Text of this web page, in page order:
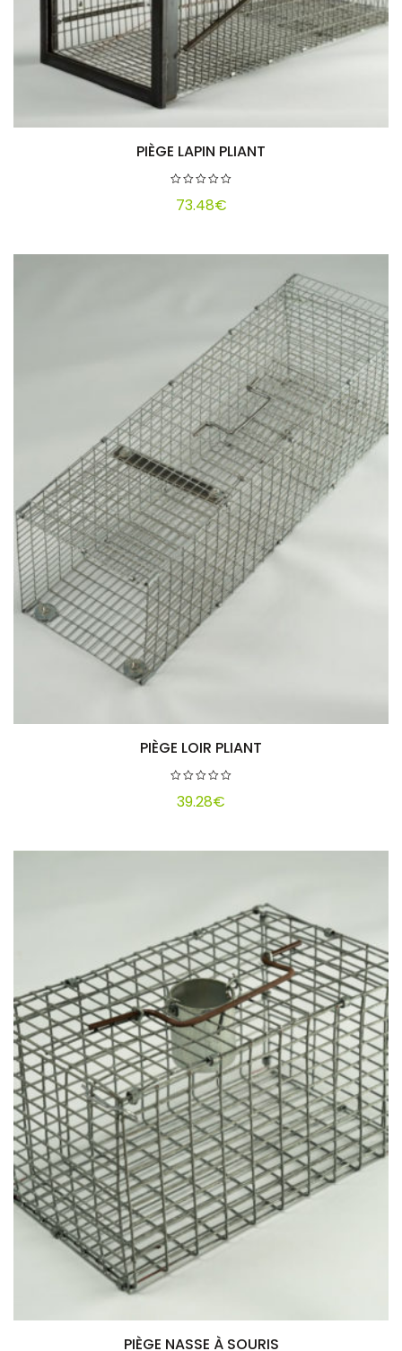
PIÈGE LAPIN PLIANT
73.48€
Ajouter au panier
PIÈGE LOIR PLIANT
39.28€
Ajouter au panier
PIÈGE NASSE À SOURIS
Ajouter au panier